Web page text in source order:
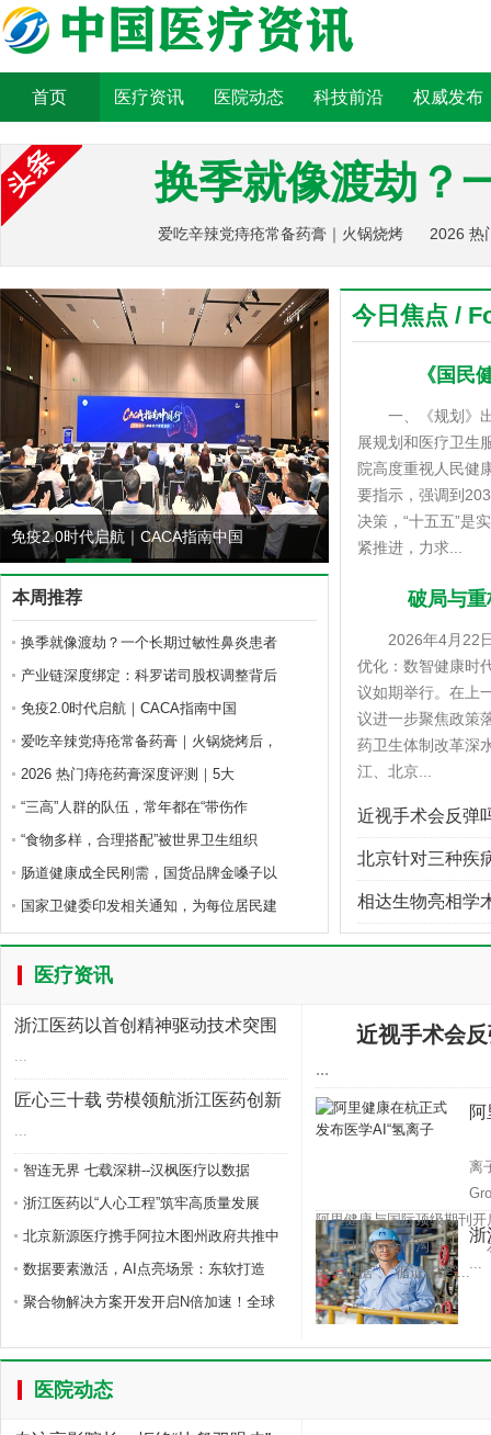
首页 医疗资讯 医院动态 科技前沿 权威发布
换季就像渡劫？
爱吃辛辣党痔疮常备药膏｜火锅烧烤
后，
2026 热
疫2.0时代启航｜CACA指南中国
爱吃辛辣党痔疮常备药
本周推荐
换季就像渡劫？一个长期过敏性鼻炎患者
产业链深度绑定：科罗诺司股权调整背后
免疫2.0时代启航｜CACA指南中国
爱吃辛辣党痔疮常备药膏｜火锅烧烤后，
2026 热门痔疮药膏深度评测｜5大
“三高”人群的队伍，常年都在“带伤作
“食物多样，合理搭配”被世界卫生组织
肠道健康成全民刚需，国货品牌金嗓子以
国家卫健委印发相关通知，为每位居民建
今日焦点 /
《国民
一、《规划》出
展规划和医疗卫
院高度重视人民健
要指示，强调到
决策，“十五五”是
紧推进，力求...
破局与
2026年4月22日
优化：数智健康时
议如期举行。在上
议进一步聚焦政策
药卫生体制改革
江、北京...
近视手术会反弹
北京针对三种疾
相达生物亮相学
阿里健康在杭正
匠心三十载 劳模
智连无界 七载深
医疗资讯
浙江医药以首创精神驱动技术突围
...
匠心三十载 劳模领航浙江医药创新
...
智连无界 七载深耕--汉枫医疗以数据
浙江医药以“人心工程”筑牢高质量发展
北京新源医疗携手阿拉木图州政府共推中
数据要素激活，AI点亮场景：东软打造
聚合物解决方案开发开启N倍加速！全球
近视手术会
...
离
阿里健康与国际顶级期刊
家顶刊进行合作沟通。 发
医学证据”、“循证医学”...
浙
...
医院动态